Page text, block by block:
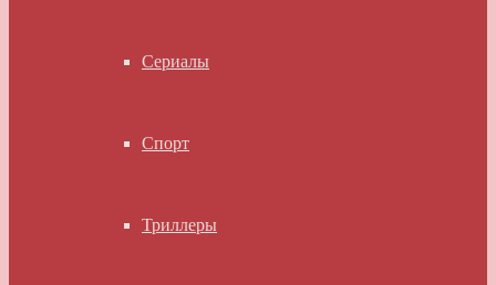
Сериалы
Спорт
Триллеры